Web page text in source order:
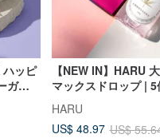
ハッピ
ガズ
【NEW IN】HARU
マックスドロップ |
HARU
US$ 48.97 US$